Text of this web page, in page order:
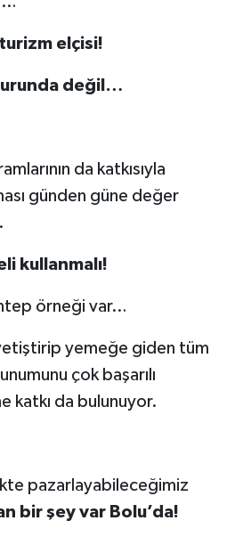
elçisi!
değil…
da katkısıyla
günden güne değer
kullanmalı!
örneği var…
yemeğe giden tüm
çok başarılı
katkı da bulunuyor.
pazarlayabileceğimiz
bir şey var Bolu’da!